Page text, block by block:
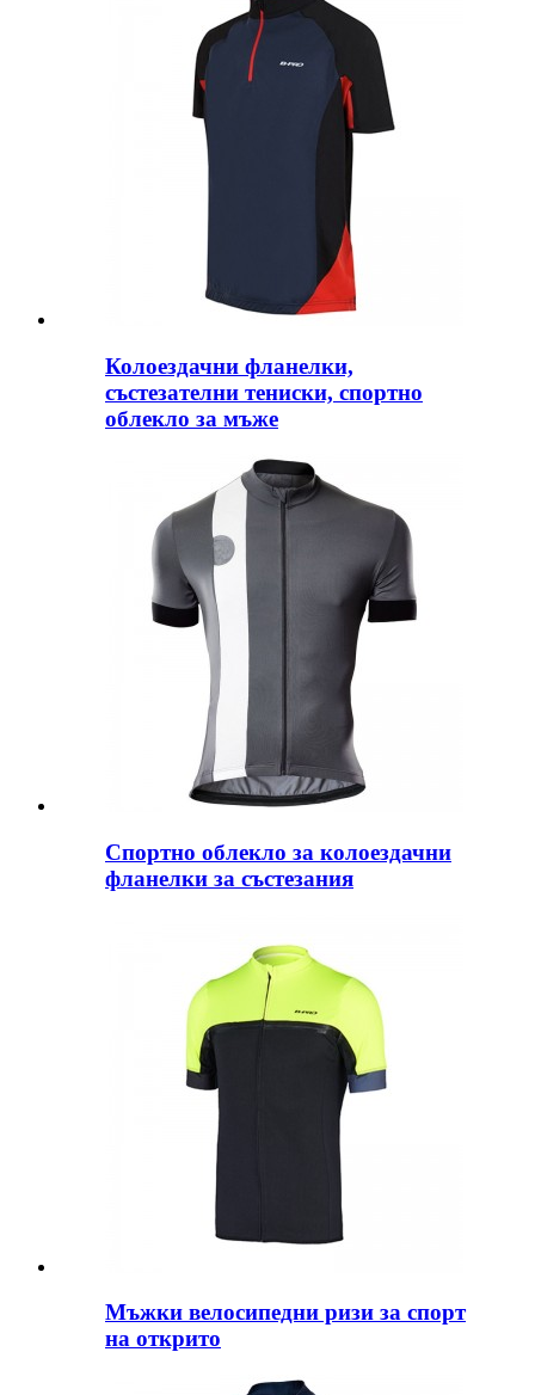
Колоездачни фланелки,
състезателни тениски, спортно
облекло за мъже
Спортно облекло за колоездачни
фланелки за състезания
Мъжки велосипедни ризи за спорт
на открито